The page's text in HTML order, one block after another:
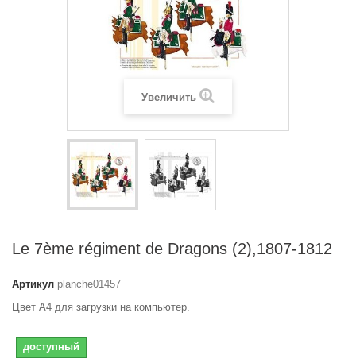
Увеличить
Le 7ème régiment de Dragons (2),1807-1812
Артикул planche01457
Цвет A4 для загрузки на компьютер.
доступный